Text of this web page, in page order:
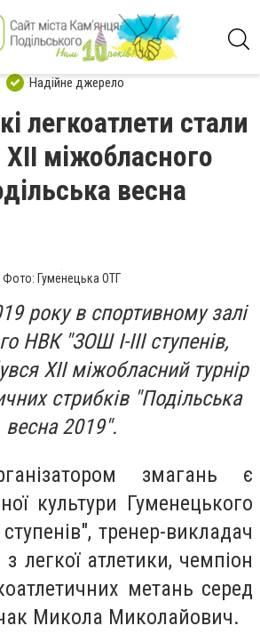
Надійне джерело
легкоатлети стали
міжобласного
весна
Фото: Гуменецька ОТГ
року в спортивному залі
НВК "ЗОШ І-ІІІ ступенів,
ХІІ міжобласний турнір
стрибків "Подільська
весна 2019".
змагань є
культури Гуменецького
тренер-викладач
легкої атлетики, чемпіон
метань серед
Микола Миколайович.